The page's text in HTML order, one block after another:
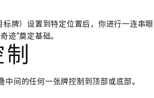
标牌）设置到特定位置后，你进行一连串
迹”奠定基础。
间的任何一张牌控制到顶部或底部。